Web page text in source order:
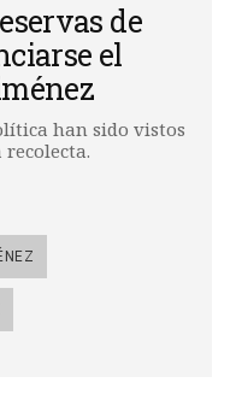
de
el
han sido vistos